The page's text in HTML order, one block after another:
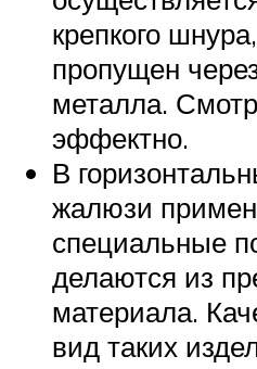
крепкого
пропущен
металла.
эффектно.
В
жалюзи
специальные
делаются из
материала.
вид таких